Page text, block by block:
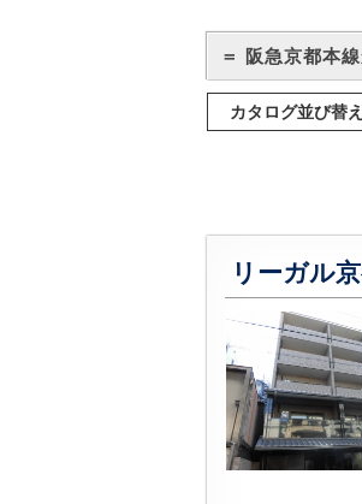
＝ 阪急京都本
カタログ並び替え
リーガル